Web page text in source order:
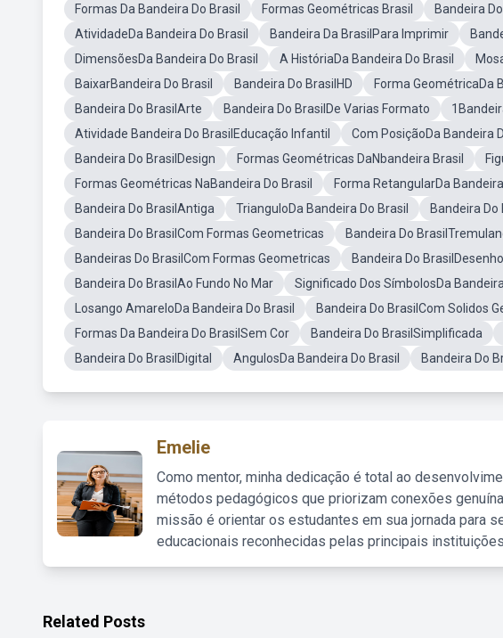
Formas Da Bandeira Do Brasil Formas Geométricas Brasil Bandeira
AtividadeDa Bandeira Do Brasil
Bandeira Da BrasilPara Imprimir
DimensõesDa Bandeira Do Brasil
A HistóriaDa Bandeira Do Brasil
BaixarBandeira Do Brasil
Bandeira Do BrasilHD Forma GeométricaDa
Bandeira Do BrasilArte
Bandeira Do BrasilDe Varias Formato
Atividade Bandeira Do BrasilEducação Infantil
Com PosiçãoDa Bandeira
Bandeira Do BrasilDesign
Formas Geométricas DaNbandeira Brasil
Formas Geométricas NaBandeira Do Brasil
Forma RetangularDa Bandeira
Bandeira Do BrasilAntiga
TrianguloDa Bandeira Do Brasil
Bandeira
Bandeira Do BrasilCom Formas Geometricas
Bandeira Do
Bandeiras Do BrasilCom Formas Geometricas
Bandeira Do
Bandeira Do BrasilAo Fundo No Mar
Significado Dos SímbolosDa
Losango AmareloDa Bandeira Do Brasil
Bandeira Do BrasilCom Solidos
Formas Da Bandeira Do BrasilSem Cor
Bandeira Do BrasilSimplificada
Bandeira Do BrasilDigital
AngulosDa Bandeira Do Brasil Bandeira Do
Emelie
Como mentor, minha dedicação é total ao
métodos pedagógicos que priorizam conexões
missão é orientar os estudantes em sua jornada para
educacionais reconhecidas pelas principais
Related Posts